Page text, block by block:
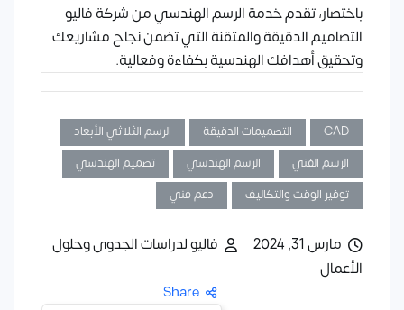
باختصار، تقدم خدمة الرسم الهندسي من شركة فاليو
التصاميم الدقيقة والمتقنة التي تضمن نجاح مشاريعك
وتحقيق أهدافك الهندسية بكفاءة وفعالية.
CAD التصميمات الدقيقة
الرسم الثلاثي الأبعاد
الرسم الفني
الرسم الهندسي
تصميم الهندسي
توفير الوقت والتكاليف
دعم فني
مارس 31, 2024
فاليو لدراسات الجدوى وحلول
الأعمال
Share